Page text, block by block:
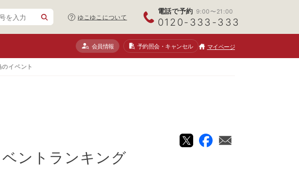
ゆこゆこについて
電話で予約 9:00〜21:00
0120-333-333
会員情報 予約照会・キャンセル マイページ
イベント
ントランキング